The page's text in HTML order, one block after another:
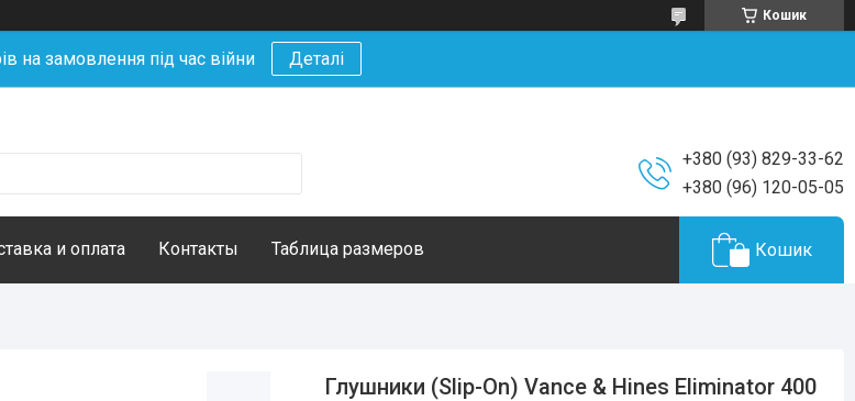
Кошик
на замовлення під час війни Деталі
+380 (93) 829-33-62
+380 (96) 120-05-05
и оплата Контакты Таблица размеров Кошик
Глушники (Slip-On) Vance & Hines Eliminator 400